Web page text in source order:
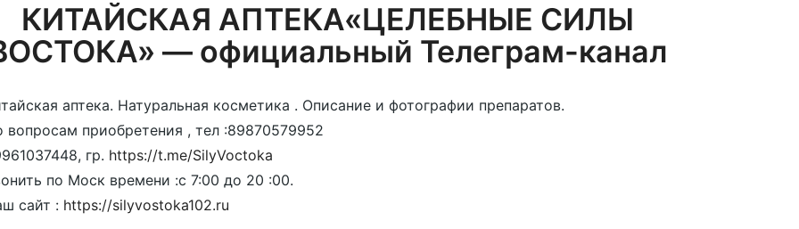
КИТАЙСКАЯ АПТЕКА«ЦЕЛЕБНЫЕ СИЛЫ
— официальный Телеграм-канал
аптека. Натуральная косметика . Описание и фотографии препаратов.
вопросам приобретения , тел :89870579952
гр. https://t.me/SilyVoctoka
по Моск времени :с 7:00 до 20 :00.
сайт : https://silyvostoka102.ru